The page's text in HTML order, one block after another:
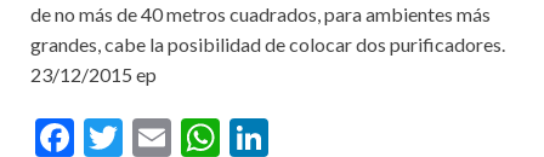
de no más de 40 metros cuadrados, para ambientes más
grandes, cabe la posibilidad de colocar dos purificadores.
23/12/2015 ep
F
T
E
W